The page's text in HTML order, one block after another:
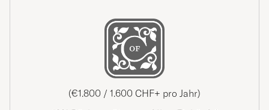
(€1.800 / 1.600 CHF+ pro Jahr)